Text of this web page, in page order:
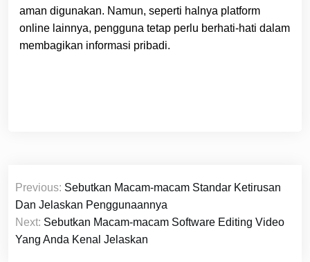
aman digunakan. Namun, seperti halnya platform
online lainnya, pengguna tetap perlu berhati-hati dalam
membagikan informasi pribadi.
Navigasi
pos
Previous: Sebutkan Macam-macam Standar Ketirusan
Dan Jelaskan Penggunaannya
Next: Sebutkan Macam-macam Software Editing Video
Yang Anda Kenal Jelaskan